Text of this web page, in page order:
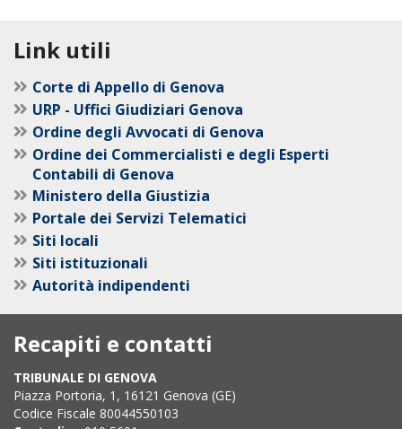
Link utili
Corte di Appello di Genova
URP - Uffici Giudiziari Genova
Ordine degli Avvocati di Genova
Ordine dei Commercialisti e degli Esperti
Contabili di Genova
Ministero della Giustizia
Portale dei Servizi Telematici
Siti locali
Siti istituzionali
Autorità indipendenti
Recapiti e contatti
TRIBUNALE DI GENOVA
Piazza Portoria, 1, 16121 Genova (GE)
Codice Fiscale 80044550103